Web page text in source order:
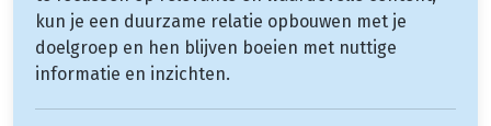
kun je een duurzame relatie opbouwen met je
doelgroep en hen blijven boeien met nuttige
informatie en inzichten.